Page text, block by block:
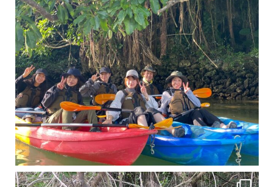
11月となり沖縄も寒くなってきましたが まだまだ沖縄は半袖です
この時期は、修学旅行